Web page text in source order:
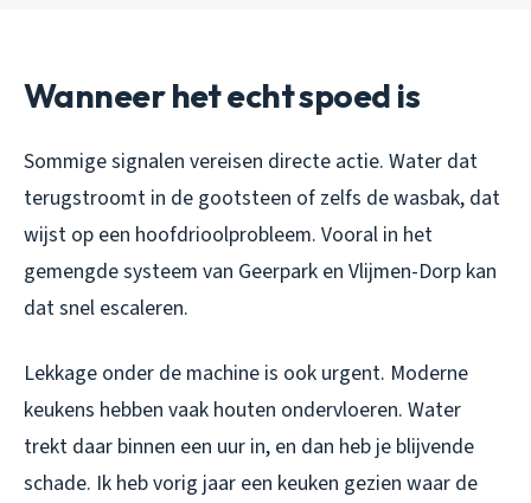
Wanneer het echt spoed is
Sommige signalen vereisen directe actie. Water dat
terugstroomt in de gootsteen of zelfs de wasbak, dat
wijst op een hoofdrioolprobleem. Vooral in het
gemengde systeem van Geerpark en Vlijmen-Dorp kan
dat snel escaleren.
Lekkage onder de machine is ook urgent. Moderne
keukens hebben vaak houten ondervloeren. Water
trekt daar binnen een uur in, en dan heb je blijvende
schade. Ik heb vorig jaar een keuken gezien waar de